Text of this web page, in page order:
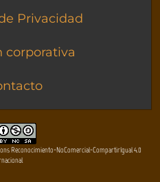
Privacidad
Reconocimiento-NoComercial-CompartirIgual 4.0